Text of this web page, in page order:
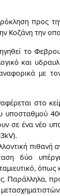
προς
Κοζάνη την
το
και
με
στο
υποσταθμού
σε ένα νέο
δύο
Παράλληλα,